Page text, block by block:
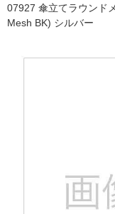
07927 傘立てラウンド
Mesh BK) シルバー